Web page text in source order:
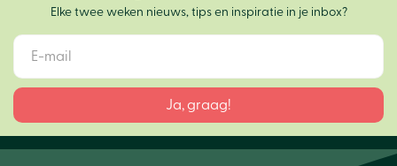
Elke twee weken nieuws, tips en inspiratie in je inbox?